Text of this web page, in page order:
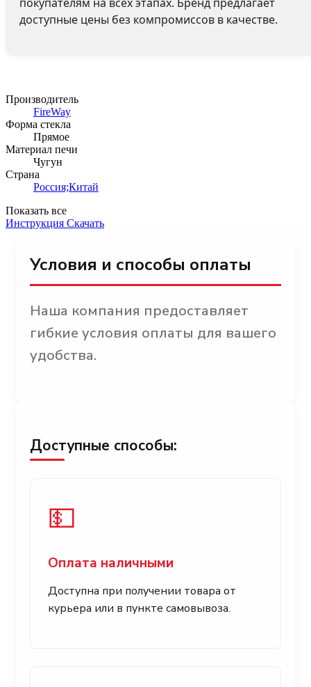
доступные цены без компромиссов в качестве.
Производитель
FireWay
Форма стекла
Прямое
Материал печи
Чугун
Страна
Россия;Китай
Показать все
Инструкция Скачать
Условия и способы оплаты
Наша компания предоставляет
гибкие условия оплаты для вашего
удобства.
Доступные способы:
💵
Оплата наличными
Доступна при получении товара от
курьера или в пункте самовывоза.